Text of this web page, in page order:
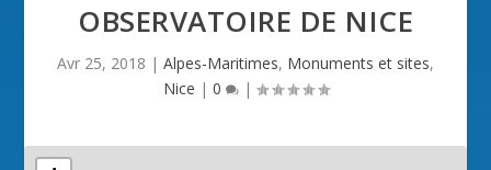
OBSERVATOIRE DE NICE
Avr 25, 2018 | Alpes-Maritimes, Monuments et sites,
Nice | 0 |